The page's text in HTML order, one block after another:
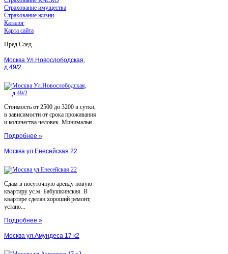
Страхование имущества
Страхование жизни
Каталог
Карта сайта
Пред След
Москва Ул.Новослободская,
д.49/2
Стоимость от 2500 до 3200 в сутки,
в зависимости от срока проживания
и количества человек. Минимальн...
Подробнее »
Москва ул.Енесейская 22
Сдам в посуточную аренду новую
квартиру ус.м. Бабушкинская. В
квартире сделан хороший ремонт,
устано...
Подробнее »
Москва ул.Амундеса 17 к2